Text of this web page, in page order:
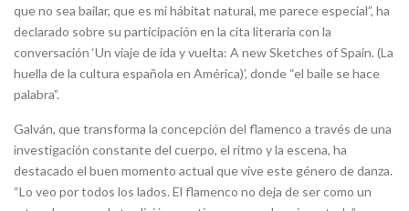
que no sea bailar, que es mi hábitat natural, me parece especial”, ha
declarado sobre su participación en la cita literaria con la
conversación ‘Un viaje de ida y vuelta: A new Sketches of Spain. (La
huella de la cultura española en América)’, donde “el baile se hace
palabra”.
Galván, que transforma la concepción del flamenco a través de una
investigación constante del cuerpo, el ritmo y la escena, ha
destacado el buen momento actual que vive este género de danza.
“Lo veo por todos los lados. El flamenco no deja de ser como un